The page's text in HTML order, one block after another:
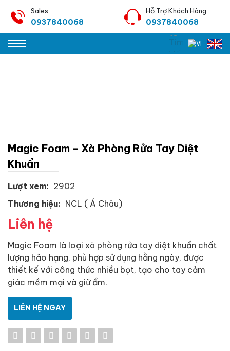
Sales
0937840068
Hỗ Trợ Khách Hàng
0937840068
Magic Foam - Xà Phòng Rửa Tay Diệt
Khuẩn
Lượt xem: 2902
Thương hiệu: NCL ( Á Châu)
Liên hệ
Magic Foam là loại xà phòng rửa tay diệt khuẩn chất
lượng hảo hạng, phù hợp sử dụng hằng ngày, được
thiết kế với công thức nhiều bọt, tạo cho tay cảm
giác mềm mại và giữ ẩm.
LIÊN HỆ NGAY